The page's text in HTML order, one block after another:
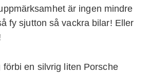
är ingen mindre
fy sjutton så vackra bilar! Eller
förbi en silvrig liten Porsche